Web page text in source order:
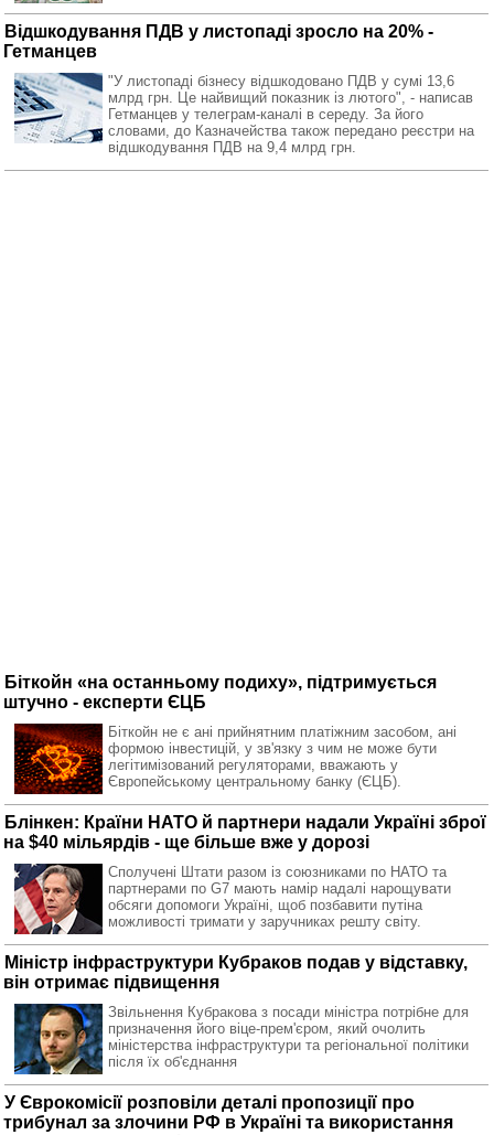
Відшкодування ПДВ у листопаді зросло на 20% -
Гетманцев
"У листопаді бізнесу відшкодовано ПДВ у сумі 13,6
млрд грн. Це найвищий показник із лютого", - написав
Гетманцев у телеграм-каналі в середу. За його
словами, до Казначейства також передано реєстри на
відшкодування ПДВ на 9,4 млрд грн.
Біткойн «на останньому подиху», підтримується
штучно - експерти ЄЦБ
Біткойн не є ані прийнятним платіжним засобом, ані
формою інвестицій, у зв'язку з чим не може бути
легітимізований регуляторами, вважають у
Європейському центральному банку (ЄЦБ).
Блінкен: Країни НАТО й партнери надали Україні зброї
на $40 мільярдів - ще більше вже у дорозі
Сполучені Штати разом із союзниками по НАТО та
партнерами по G7 мають намір надалі нарощувати
обсяги допомоги Україні, щоб позбавити путіна
можливості тримати у заручниках решту світу.
Міністр інфраструктури Кубраков подав у відставку,
він отримає підвищення
Звільнення Кубракова з посади міністра потрібне для
призначення його віце-прем'єром, який очолить
міністерства інфраструктури та регіональної політики
після їх об'єднання
У Єврокомісії розповіли деталі пропозиції про
трибунал за злочини РФ в Україні та використання